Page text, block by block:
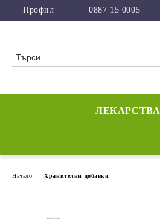
Профил 0887 15 0005
ЛЕКАРСТВА
Начало Хранителни добавки